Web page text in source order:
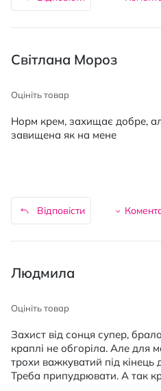
Світлана Мороз
Оцініть товар
Норм крем, захищає добре,
завищена як на мене
Відповісти
Людмила
Оцініть товар
Захист від сонця супер,
краплі не обгоріла. Але для
трохи важкуватий під кінець
Треба припудрювати. А так